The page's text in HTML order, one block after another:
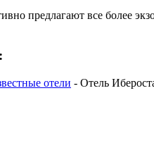
предлагают все более
отели - Отель